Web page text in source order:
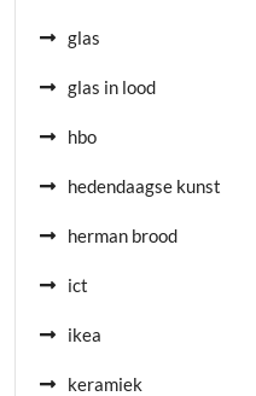
glas
glas in lood
hbo
hedendaagse kunst
herman brood
ict
ikea
keramiek